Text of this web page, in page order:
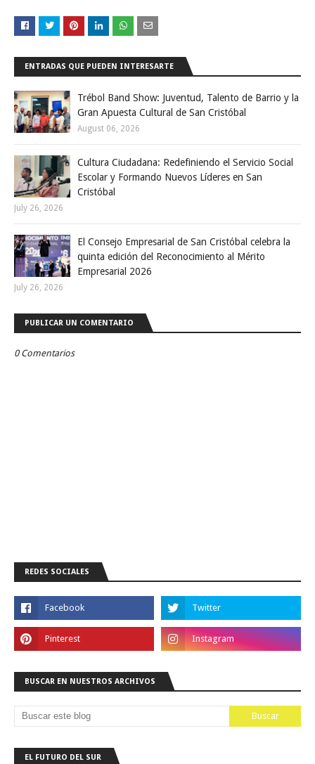
ENTRADAS QUE PUEDEN INTERESARTE
Trébol Band Show: Juventud, Talento de Barrio y la
Gran Apuesta Cultural de San Cristóbal
August 06, 2026
Cultura Ciudadana: Redefiniendo el Servicio Social
Escolar y Formando Nuevos Líderes en San
Cristóbal
July 26, 2026
El Consejo Empresarial de San Cristóbal celebra la
quinta edición del Reconocimiento al Mérito
Empresarial 2026
July 26, 2026
PUBLICAR UN COMENTARIO
0 Comentarios
REDES SOCIALES
BUSCAR EN NUESTROS ARCHIVOS
EL FUTURO DEL SUR